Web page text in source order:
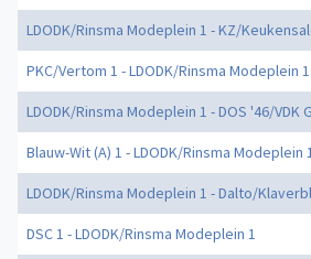
LDODK/Rinsma Modeplein 1 - KZ/
PKC/Vertom 1 - LDODK/Rinsma Modeplein 1
LDODK/Rinsma Modeplein 1 - DOS '46/VDK
Blauw-Wit (A) 1 - LDODK/Rinsma Modeplein
LDODK/Rinsma Modeplein 1 - Dalto/
DSC 1 - LDODK/Rinsma Modeplein 1